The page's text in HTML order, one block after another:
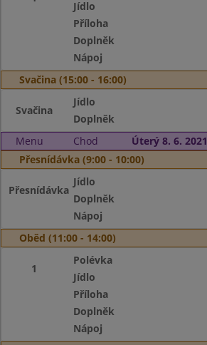
Jídlo
Příloha
Doplněk
Nápoj
Svačina (15:00 - 16:00)
Svačina
Jídlo
Doplněk
Menu
Chod
Úterý 8. 6. 2021
Přesnídávka (9:00 - 10:00)
Přesnídávka
Jídlo
Doplněk
Nápoj
Oběd (11:00 - 14:00)
1
Polévka
Jídlo
Příloha
Doplněk
Nápoj